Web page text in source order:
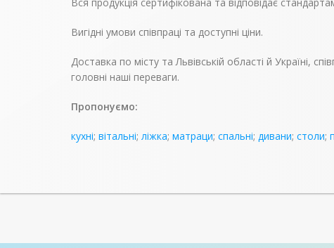
Вигідні умови співпраці та доступні ціни.
Доставка по місту та Львівській області й Україні,
головні наші переваги.
Пропонуємо:
кухні; вітальні; ліжка; матраци; спальні; дивани; столи;